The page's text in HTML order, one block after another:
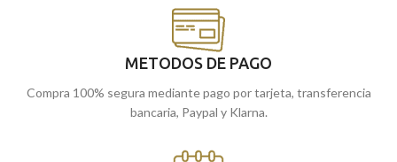
METODOS DE PAGO
Compra 100% segura mediante pago por tarjeta, transferencia
bancaria, Paypal y Klarna.